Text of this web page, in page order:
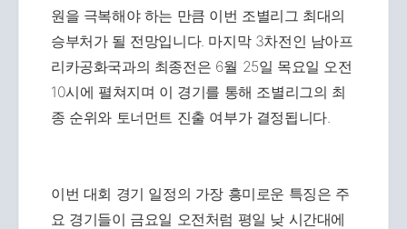
원을 극복해야 하는 만큼 이번 조별리그 최대의
승부처가 될 전망입니다. 마지막 3차전인 남아프
리카공화국과의 최종전은 6월 25일 목요일 오전
10시에 펼쳐지며 이 경기를 통해 조별리그의 최
종 순위와 토너먼트 진출 여부가 결정됩니다.
이번 대회 경기 일정의 가장 흥미로운 특징은 주
요 경기들이 금요일 오전처럼 평일 낮 시간대에